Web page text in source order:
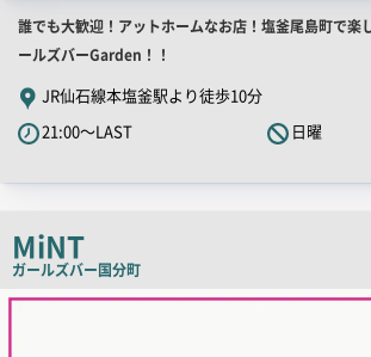
店
舗
PR
キ
ャ
ピ
誰でも大歓迎！アットホームなお店！塩釜尾島町で楽
ールズバーGarden！！
JR仙石線本塩釜駅より徒歩10分
21:00～LAST
日曜
MiNT
ガールズバー国分町
店